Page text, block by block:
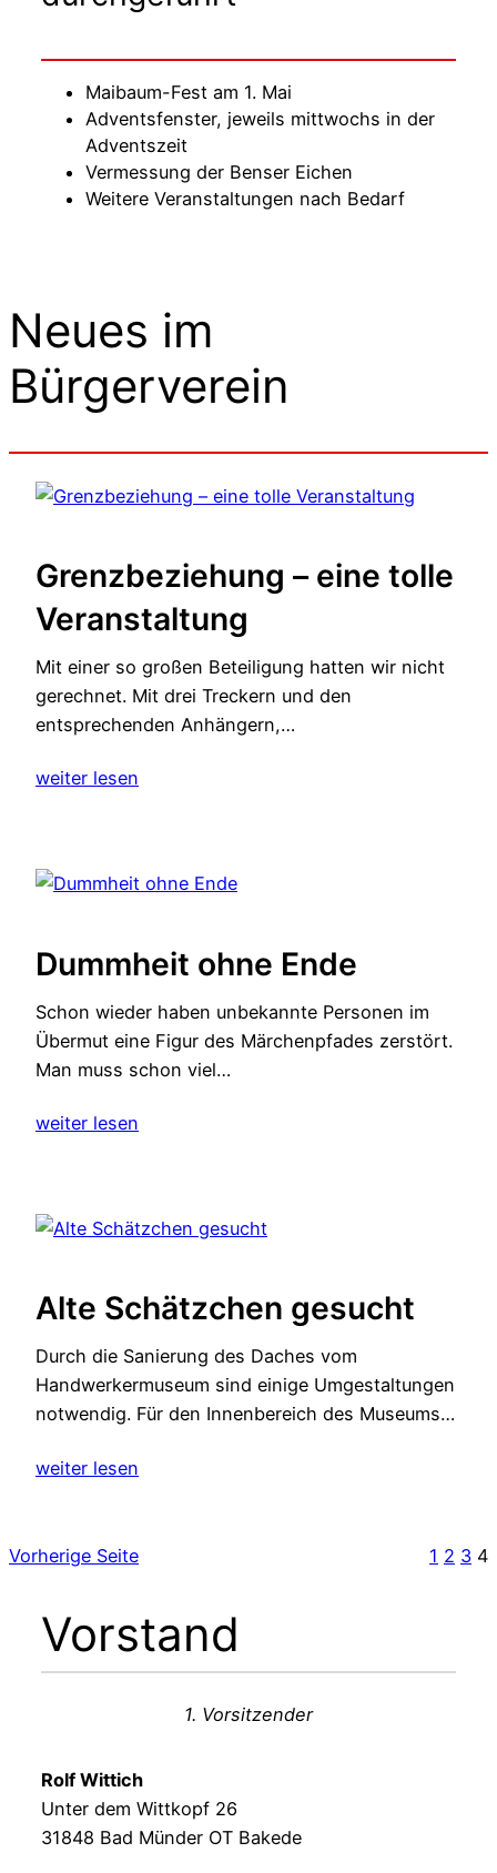
Maibaum-Fest am 1. Mai
Adventsfenster, jeweils mittwochs in der
Adventszeit
Vermessung der Benser Eichen
Weitere Veranstaltungen nach Bedarf
Neues im
Bürgerverein
Grenzbeziehung – eine tolle
Veranstaltung
Mit einer so großen Beteiligung hatten wir nicht
gerechnet. Mit drei Treckern und den
entsprechenden Anhängern,…
weiter lesen
Dummheit ohne Ende
Schon wieder haben unbekannte Personen im
Übermut eine Figur des Märchenpfades zerstört.
Man muss schon viel…
weiter lesen
Alte Schätzchen gesucht
Durch die Sanierung des Daches vom
Handwerkermuseum sind einige Umgestaltungen
notwendig. Für den Innenbereich des Museums…
weiter lesen
Vorherige Seite 1 2 3 4
Vorstand
1. Vorsitzender
Rolf Wittich
Unter dem Wittkopf 26
31848 Bad Münder OT Bakede